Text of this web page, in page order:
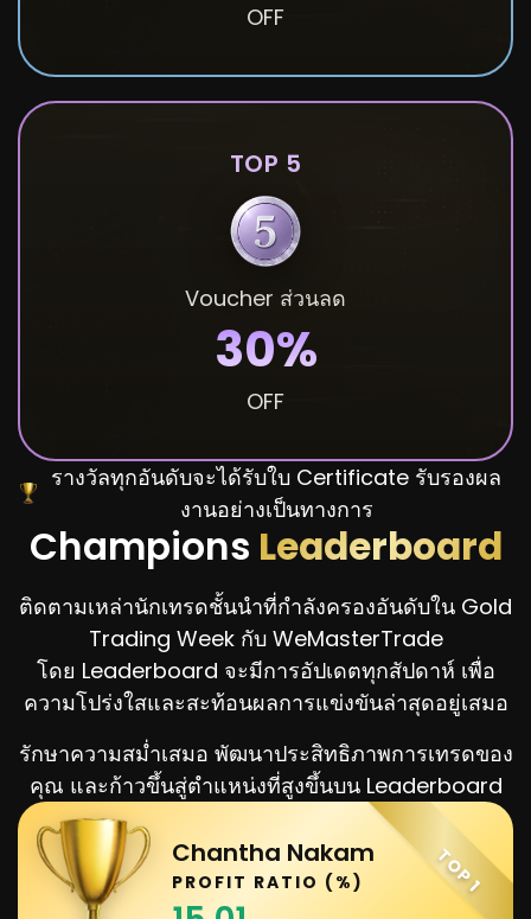
OFF
TOP 5
Voucher ส่วนลด
30%
OFF
รางวัลทุกอันดับจะได้รับใบ Certificate รับรองผล
งานอย่างเป็นทางการ
Champions Leaderboard
ติดตามเหล่านักเทรดชั้นนำที่กำลังครองอันดับใน Gold
Trading Week กับ WeMasterTrade
โดย Leaderboard จะมีการอัปเดตทุกสัปดาห์ เพื่อ
ความโปร่งใสและสะท้อนผลการแข่งขันล่าสุดอยู่เสมอ
รักษาความสม่ำเสมอ พัฒนาประสิทธิภาพการเทรดของ
คุณ และก้าวขึ้นสู่ตำแหน่งที่สูงขึ้นบน Leaderboard
Chantha Nakam
PROFIT RATIO (%) TOP 1